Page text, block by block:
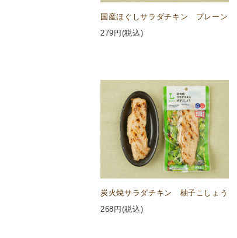
国産ほぐしサラダチキン プレーン
279 円(税込)
炭火焼サラダチキン 柚子こしょう
268 円(税込)